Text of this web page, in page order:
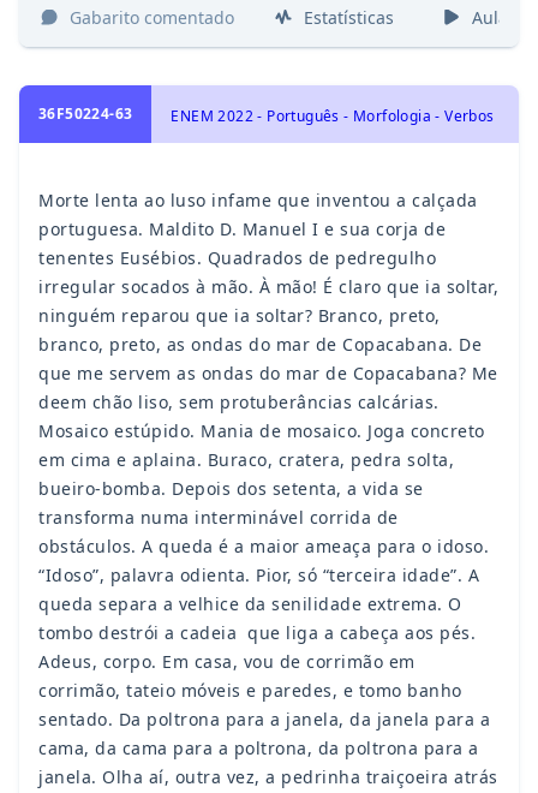
Gabarito comentado Estatísticas Aulas
36F50224-63 ENEM 2022 - Português - Morfologia - Verbos
Morte lenta ao luso infame que inventou a calçada
portuguesa. Maldito D. Manuel I e sua corja de
tenentes Eusébios. Quadrados de pedregulho
irregular socados à mão. À mão! É claro que ia soltar,
ninguém reparou que ia soltar? Branco, preto,
branco, preto, as ondas do mar de Copacabana. De
que me servem as ondas do mar de Copacabana? Me
deem chão liso, sem protuberâncias calcárias.
Mosaico estúpido. Mania de mosaico. Joga concreto
em cima e aplaina. Buraco, cratera, pedra solta,
bueiro-bomba. Depois dos setenta, a vida se
transforma numa interminável corrida de
obstáculos. A queda é a maior ameaça para o idoso.
“Idoso”, palavra odienta. Pior, só “terceira idade”. A
queda separa a velhice da senilidade extrema. O
tombo destrói a cadeia que liga a cabeça aos pés.
Adeus, corpo. Em casa, vou de corrimão em
corrimão, tateio móveis e paredes, e tomo banho
sentado. Da poltrona para a janela, da janela para a
cama, da cama para a poltrona, da poltrona para a
janela. Olha aí, outra vez, a pedrinha traiçoeira atrás